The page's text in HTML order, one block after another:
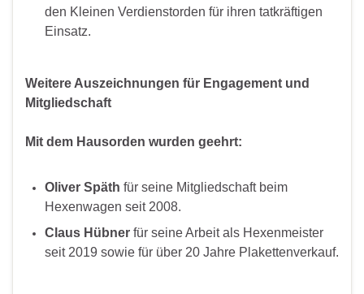
den Kleinen Verdienstorden für ihren tatkräftigen
Einsatz.
Weitere Auszeichnungen für Engagement und
Mitgliedschaft
Mit dem Hausorden wurden geehrt:
Oliver Späth für seine Mitgliedschaft beim
Hexenwagen seit 2008.
Claus Hübner für seine Arbeit als Hexenmeister
seit 2019 sowie für über 20 Jahre Plakettenverkauf.